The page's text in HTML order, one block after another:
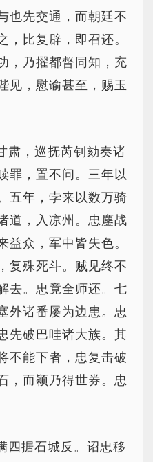
也先交通，而朝廷不
，比复辟，即召还。
，乃擢都督同知，充
见，慰谕甚至，赐玉
肃，巡抚芮钊劾奏诸
罪，置不问。三年以
五年，孛来以数万骑
道，入凉州。忠鏖战
益众，军中皆失色。
复殊死斗。贼见终不
去。忠竟全师还。七
外诸番屡为边患。忠
先破巴哇诸大族。其
不能下者，忠复击破
，而颖乃得世券。忠
四据石城反。诏忠移